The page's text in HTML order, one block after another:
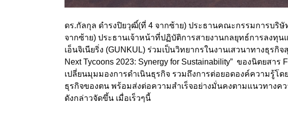
ดร.กัลกุล ดำรงปิยวุฒิ์(ที่ 4 จากซ้าย) ประธานคณะกรรมการบริ
จากซ้าย) ประธานเจ้าหน้าที่ปฏิบัติการสายงานกลยุทธ์การลงทุ
เอ็นจิเนียริ่ง (GUNKUL) ร่วมเป็นวิทยากรในงานเสวนาทางธุรกิ
Next Tycoons 2023: Synergy for Sustainability” ของนิตยสาร
เปลี่ยนมุมมองการดำเนินธุรกิจ รวมถึงการต่อยอดองค์ความรู้โ
ธุรกิจของตน พร้อมส่งต่อความสำเร็จอย่างมั่นคงตามแนวทาง
ดังกล่าวจัดขึ้น เมื่อเร็วๆนี้